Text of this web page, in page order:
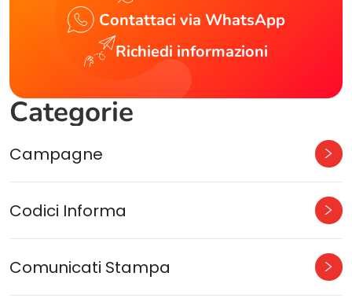
Contattaci via WhatsApp
Richiedi informazioni
Categorie
Campagne
Codici Informa
Comunicati Stampa